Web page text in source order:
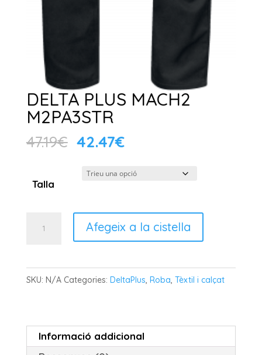
DELTA PLUS MACH2
M2PA3STR
47.19€ El
original
42.47€El
actual
Talla
PLUS
MACH2
Afegeix a la cistella
SKU: N/A Categories: DeltaPlus, Roba, Tèxtil i calçat
Informació addicional